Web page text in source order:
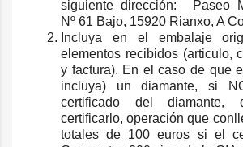
siguiente dirección: Paseo
Nº 61 Bajo, 15920 Rianxo, A
Incluya en el embalaje
elementos recibidos (articulo,
y factura). En el caso de que
incluya) un diamante, si
certificado del diamante,
certificarlo, operación que
totales de 100 euros si el